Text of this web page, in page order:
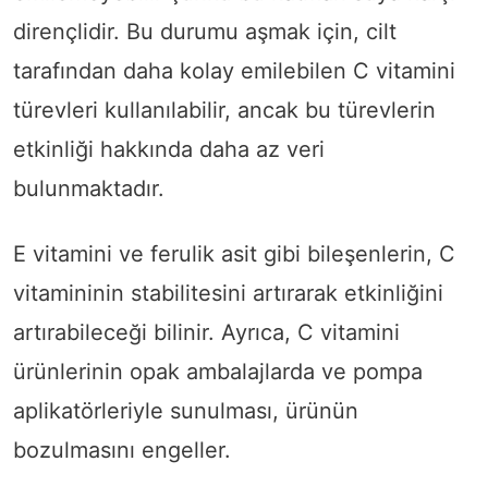
dirençlidir. Bu durumu aşmak için, cilt
tarafından daha kolay emilebilen C vitamini
türevleri kullanılabilir, ancak bu türevlerin
etkinliği hakkında daha az veri
bulunmaktadır.
E vitamini ve ferulik asit gibi bileşenlerin, C
vitamininin stabilitesini artırarak etkinliğini
artırabileceği bilinir. Ayrıca, C vitamini
ürünlerinin opak ambalajlarda ve pompa
aplikatörleriyle sunulması, ürünün
bozulmasını engeller.